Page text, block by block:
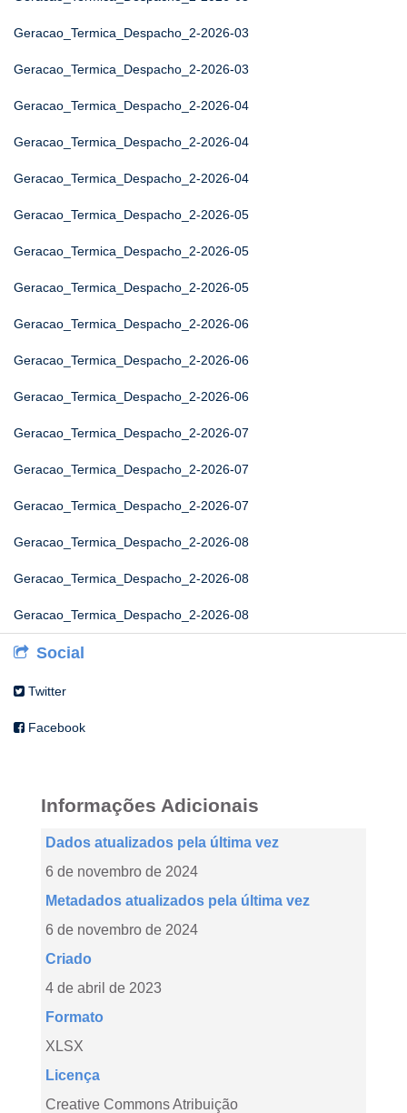
Geracao_Termica_Despacho_2-2026-03
Geracao_Termica_Despacho_2-2026-03
Geracao_Termica_Despacho_2-2026-04
Geracao_Termica_Despacho_2-2026-04
Geracao_Termica_Despacho_2-2026-04
Geracao_Termica_Despacho_2-2026-05
Geracao_Termica_Despacho_2-2026-05
Geracao_Termica_Despacho_2-2026-05
Geracao_Termica_Despacho_2-2026-06
Geracao_Termica_Despacho_2-2026-06
Geracao_Termica_Despacho_2-2026-06
Geracao_Termica_Despacho_2-2026-07
Geracao_Termica_Despacho_2-2026-07
Geracao_Termica_Despacho_2-2026-07
Geracao_Termica_Despacho_2-2026-08
Geracao_Termica_Despacho_2-2026-08
Geracao_Termica_Despacho_2-2026-08
Social
Twitter
Facebook
Informações Adicionais
Dados atualizados pela última vez
6 de novembro de 2024
Metadados atualizados pela última vez
6 de novembro de 2024
Criado
4 de abril de 2023
Formato
XLSX
Licença
Creative Commons Atribuição